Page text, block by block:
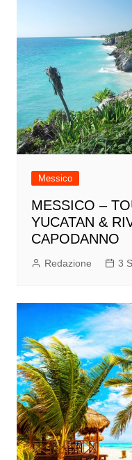
Messico
MESSICO –
YUCATAN &
CAPODANNO
Redazione 3